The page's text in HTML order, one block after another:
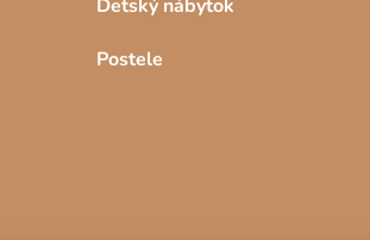
Detský nábytok
Postele